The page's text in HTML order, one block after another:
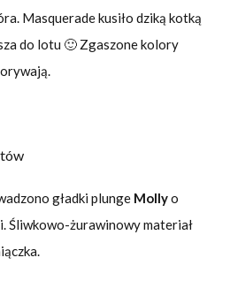
Masquerade kusiło dziką kotką
do lotu 🙂 Zgaszone kolory
gładki plunge Mollyo
Śliwkowo-żurawinowy materiał